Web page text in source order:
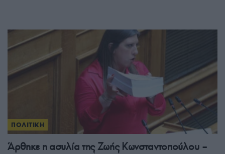
ΠΟΛΙΤΙΚΗ
Άρθηκε η ασυλία της Ζωής Κωνσταντοπούλου –